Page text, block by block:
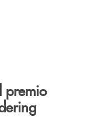
premio